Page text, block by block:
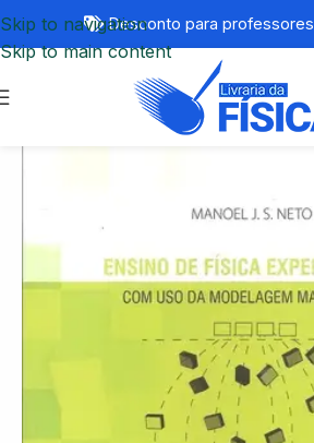
Skip to navigation
Skip to main content
Desconto para professores,